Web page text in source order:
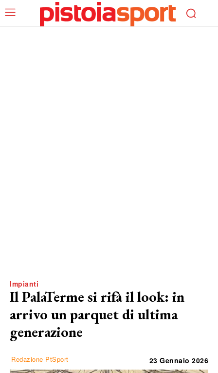
Impianti
Il PalaTerme si rifà il look: in
arrivo un parquet di ultima
generazione
Redazione PtSport 23 Gennaio 2026